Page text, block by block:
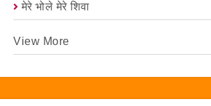
मेरे भोले मेरे शिवा
View More